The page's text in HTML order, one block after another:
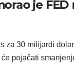
je
za 30 milijardi
pojačati